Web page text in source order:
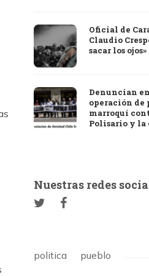
Oficial de
Claudio
sacar los ojos»
Denuncian
operación de
marroquí
Polisario y la
Nuestras redes
politica pueblo